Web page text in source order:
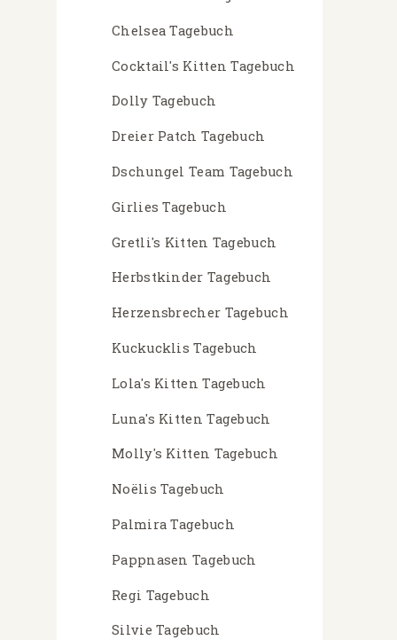
Chelsea Tagebuch
Cocktail's Kitten Tagebuch
Dolly Tagebuch
Dreier Patch Tagebuch
Dschungel Team Tagebuch
Girlies Tagebuch
Gretli's Kitten Tagebuch
Herbstkinder Tagebuch
Herzensbrecher Tagebuch
Kuckucklis Tagebuch
Lola's Kitten Tagebuch
Luna's Kitten Tagebuch
Molly's Kitten Tagebuch
Noëlis Tagebuch
Palmira Tagebuch
Pappnasen Tagebuch
Regi Tagebuch
Silvie Tagebuch